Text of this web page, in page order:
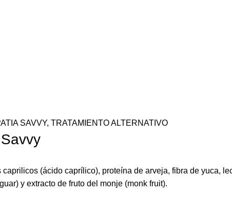
SAVVY, TRATAMIENTO ALTERNATIVO
(ácido caprílico), proteína de arveja, fibra de yuca,
y extracto de fruto del monje (monk fruit).